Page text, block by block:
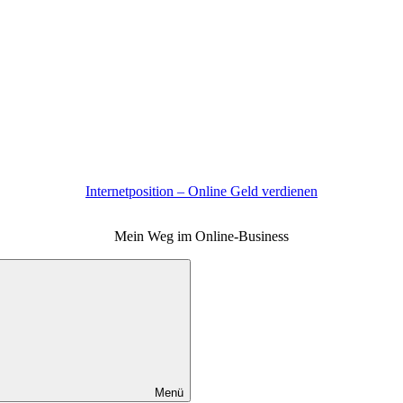
Internetposition – Online Geld verdienen
Mein Weg im Online-Business
Menü